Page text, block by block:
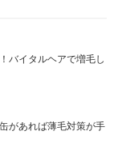
バイタルヘアで増毛し
があれば薄毛対策が手